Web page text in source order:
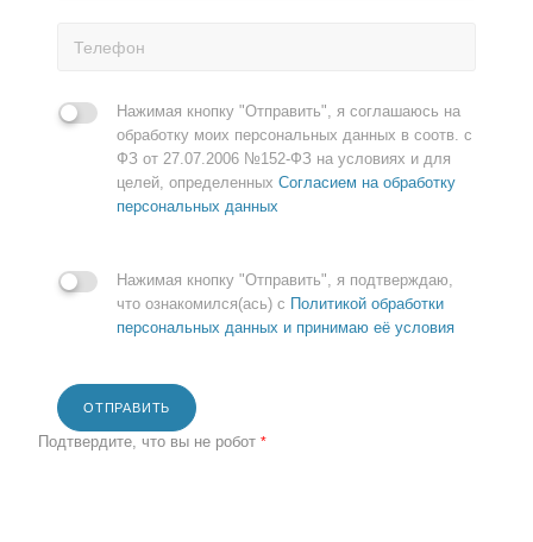
Нажимая кнопку "Отправить", я соглашаюсь на
обработку моих персональных данных в соотв. с
ФЗ от 27.07.2006 №152-ФЗ на условиях и для
целей, определенных Согласием на обработку
персональных данных
Нажимая кнопку "Отправить", я подтверждаю,
что ознакомился(ась) с Политикой обработки
персональных данных и принимаю её условия
ОТПРАВИТЬ
Подтвердите, что вы не робот *